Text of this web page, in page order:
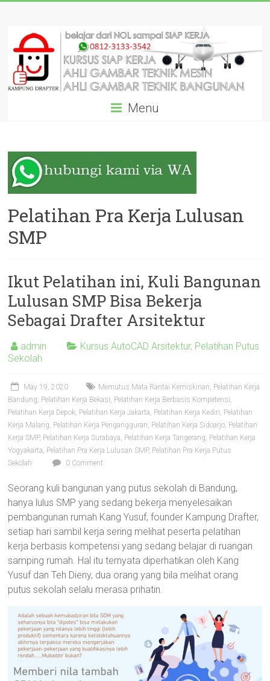
contentKURSUS
AUTOCAD
DRAFTER
SIAP
DARI
AHLINYA:
GARANSI
SAMPAI
BISA!
AutoCAD
2D
3D,
Sketchup,
Solidworks,
Inventor,
Ahli
Gambar
Teknik
Mesin,
Arsitektur
dan
di
Bandung,
Surabaya,
Jakarta,
Depok,
Bekasi,
Kediri
Menu
Pelatihan Pra Kerja Lulusan
SMP
Ikut Pelatihan ini, Kuli Bangunan
Lulusan SMP Bisa Bekerja
Sebagai Drafter Arsitektur
admin Kursus AutoCAD Arsitektur, Pelatihan Putus
Sekolah
May 19, 2020 Memutus Mata Rantai Kemiskinan, Pelatihan Kerja
Bandung, Pelatihan Kerja Bekasi, Pelatihan Kerja Berbasis Kompetensi,
Pelatihan Kerja Depok, Pelatihan Kerja Jakarta, Pelatihan Kerja Kediri, Pelatihan
Kerja Malang, Pelatihan Kerja Pengangguran, Pelatihan Kerja Sidoarjo, Pelatihan
Kerja SMP, Pelatihan Kerja Surabaya, Pelatihan Kerja Tangerang, Pelatihan Kerja
Yogyakarta, Pelatihan Pra Kerja Lulusan SMP, Pelatihan Pra Kerja Putus
Sekolah
0 Comment
Seorang kuli bangunan yang putus sekolah di Bandung,
hanya lulus SMP yang sedang bekerja menyelesaikan
pembangunan rumah Kang Yusuf, founder Kampung Drafter,
setiap hari sambil kerja sering melihat peserta pelatihan
kerja berbasis kompetensi yang sedang belajar di ruangan
samping rumah. Hal itu ternyata diperhatikan oleh Kang
Yusuf dan Teh Dieny, dua orang yang bila melihat orang
putus sekolah selalu merasa prihatin.